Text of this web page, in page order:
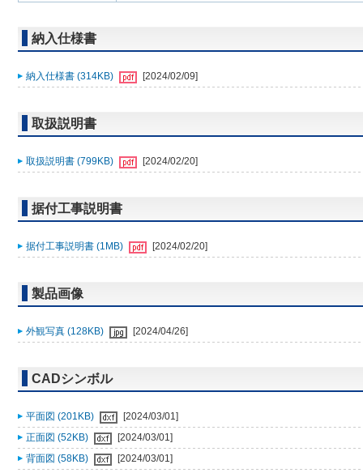
納入仕様書
納入仕様書 (314KB) [2024/02/09]
取扱説明書
取扱説明書 (799KB) [2024/02/20]
据付工事説明書
据付工事説明書 (1MB) [2024/02/20]
製品画像
外観写真 (128KB) [2024/04/26]
CADシンボル
平面図 (201KB)
[2024/03/01]
正面図 (52KB)
[2024/03/01]
背面図 (58KB)
[2024/03/01]